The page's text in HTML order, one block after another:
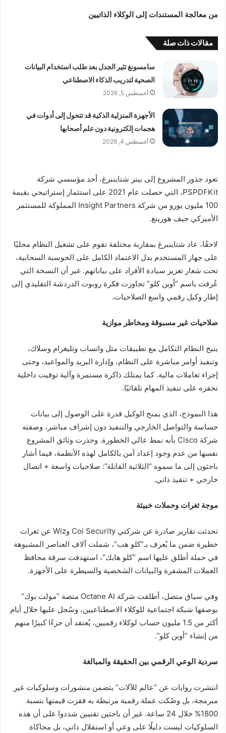
من معالجة المستندات إلى الوكلاء الذاتيين
مقالات ذات صلة
سامسونغ تثير الجدل بعد طلب استخدام البيانات
الصحية لتدريب الذكاء الاصطناعي
أغسطس 5, 2026
الأجهزة المنزلية الذكية قد تتحول إلى أدوات في
هجمات إلكترونية دون علم أصحابها
أغسطس 4, 2026
تعود جذور المشروع إلى بيتر شتاينبرغ، أحد مؤسسي شركة
PSPDFKit، التي حصلت عام 2021 على استثمار إستراتيجي بقيمة
100 مليون يورو من شركة Insight Partners المملوكة للمستثمر
الأميركي جيف هورينغ.
لاحقًا، عاد شتاينبرغ بمقاربة مختلفة تقوم على تشغيل النظام محليًا
على جهاز المستخدم بدل الاعتماد الكامل على الحوسبة السحابية،
تحت شعار تعزيز سيادة الأفراد على بياناتهم. غير أن النسخة التي
عُرفت باسم “أوبن كلو” تجاوزت فكرة روبوت الدردشة التقليدي إلى
إطار وكيل رقمي واسع الصلاحيات.
صلاحيات غير مسبوقة ومخاطر موازية
يتيح النظام التكامل مع تطبيقات مثل واتساب وتليغرام وسلاك،
وتنفيذ أوامر مباشرة على النظام، وإدارة البريد والمواعيد، وحتى
إجراء تعاملات مالية. كما يمتلك ذاكرة مستمرة وآلية توقيت داخلية
تحفزه على تنفيذ المهام تلقائيًا.
هذا النموذج، الذي يمنح الوكيل قدرة على الوصول إلى بيانات
حساسة والتواصل الخارجي والتنفيذ دون إشراف مباشر، وصفته
شركة Cisco بأنه نمط عالي الخطورة. وحذرت وثائق المشروع
نفسها من عدم وجود إعداد آمن بالكامل لهذه الأنظمة، فيما أشار
باحثون إلى ما سموه “الثلاثية القاتلة”: صلاحيات واسعة + اتصال
خارجي + تنفيذ ذاتي.
موجة ثغرات وحملات خبيثة
تحدثت تقارير صادرة عن شركتي Coi Security وWiz عن ثغرات
خطيرة ضمن ما يُعرف بـ”كلو هب”، شملت آلاف العناصر المشبوهة
في حملة أطلق عليها اسم “كلو هابك”، استهدفت سرقة محافظ
العملات المشفرة والبيانات الشخصية والسيطرة على الأجهزة.
وفي سياق متصل، أطلقت شركة Octane AI منصة “مولت بوك”
بوصفها شبكة اجتماعية للوكلاء الاصطناعيين، وسُجل عليها خلال أيام
أكثر من 1.5 مليون حساب لوكلاء رقميين، يُعتقد أن جزءًا كبيرًا منهم
من إنشاء “أوبن كلو”.
سردية الوعي الرقمي بين الحقيقة والمبالغة
انتشرت روايات عن “عالم للآلات” يتضمن منشورات وسلوكيات غير
مبرمجة، بل وصُكت عملة رقمية مرتبطة به قفزت قيمتها بنسبة
1800% خلال 24 ساعة. غير أن باحثين تقنيين شددوا على أن هذه
السلوكيات ليست دليلًا على وعي أو استقلال ذاتي، بل محاكاة